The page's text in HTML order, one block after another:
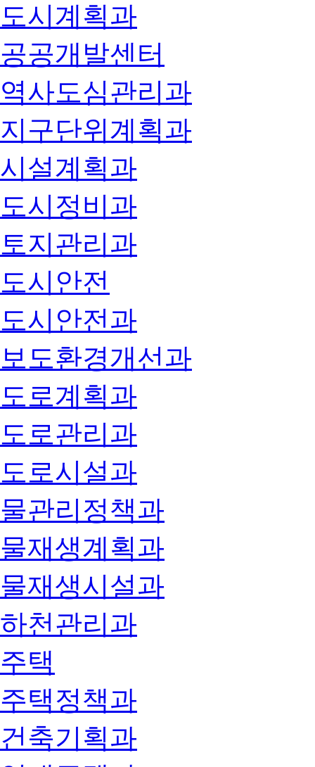
도시계획과
공공개발센터
역사도심관리과
지구단위계획과
시설계획과
도시정비과
토지관리과
도시안전
도시안전과
보도환경개선과
도로계획과
도로관리과
도로시설과
물관리정책과
물재생계획과
물재생시설과
하천관리과
주택
주택정책과
건축기획과